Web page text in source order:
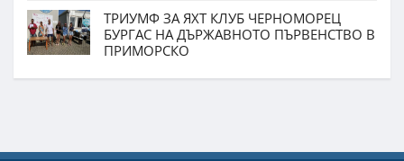
ТРИУМФ ЗА ЯХТ КЛУБ ЧЕРНОМОРЕЦ
БУРГАС НА ДЪРЖАВНОТО ПЪРВЕНСТВО В
ПРИМОРСКО